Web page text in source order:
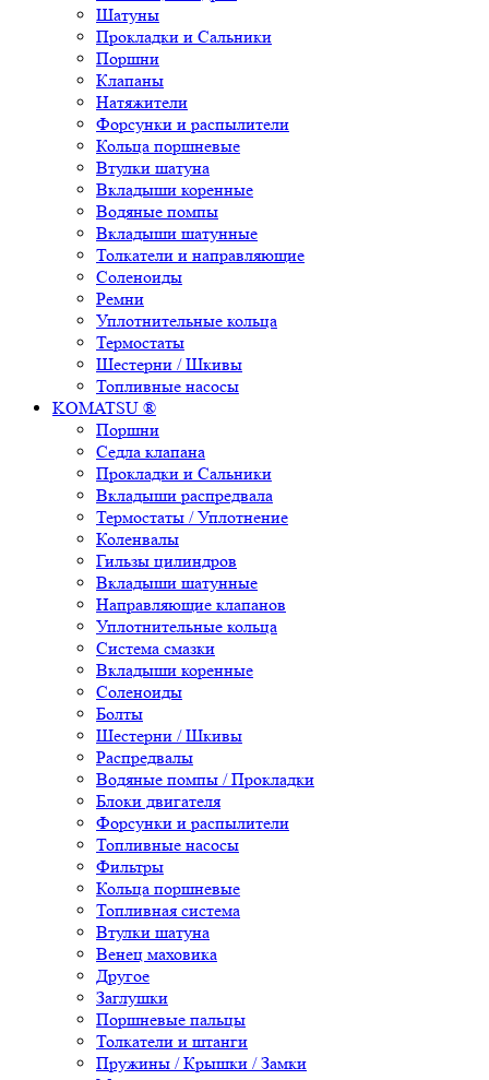
Шатуны
Прокладки и Сальники
Поршни
Клапаны
Натяжители
Форсунки и распылители
Кольца поршневые
Втулки шатуна
Вкладыши коренные
Водяные помпы
Вкладыши шатунные
Толкатели и направляющие
Соленоиды
Ремни
Уплотнительные кольца
Термостаты
Шестерни / Шкивы
Топливные насосы
KOMATSU ®
Поршни
Седла клапана
Прокладки и Сальники
Вкладыши распредвала
Термостаты / Уплотнение
Коленвалы
Гильзы цилиндров
Вкладыши шатунные
Направляющие клапанов
Уплотнительные кольца
Система смазки
Вкладыши коренные
Соленоиды
Болты
Шестерни / Шкивы
Распредвалы
Водяные помпы / Прокладки
Блоки двигателя
Форсунки и распылители
Топливные насосы
Фильтры
Кольца поршневые
Топливная система
Втулки шатуна
Венец маховика
Другое
Заглушки
Поршневые пальцы
Толкатели и штанги
Пружины / Крышки / Замки